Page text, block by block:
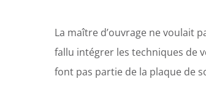
La maître d’ouvrage ne voulait
fallu intégrer les techniques de
font pas partie de la plaque de